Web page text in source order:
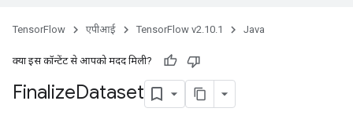
TensorFlow एपीआई TensorFlow v2.10.1 Java
क्या इस कॉन्टेंट से आपको मदद मिली?
FinalizeDataset